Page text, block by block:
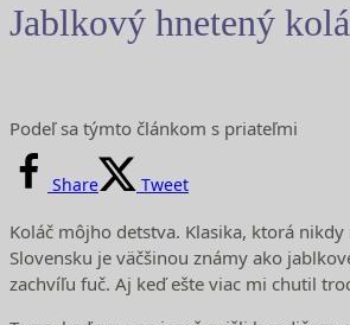
Jablkový hnetený
Podeľ sa týmto článkom s priateľmi
Share Tweet
Koláč môjho detstva. Klasika, ktorá
Slovensku je väčšinou známy ako
zachvíľu fuč. Aj keď ešte viac mi chutil